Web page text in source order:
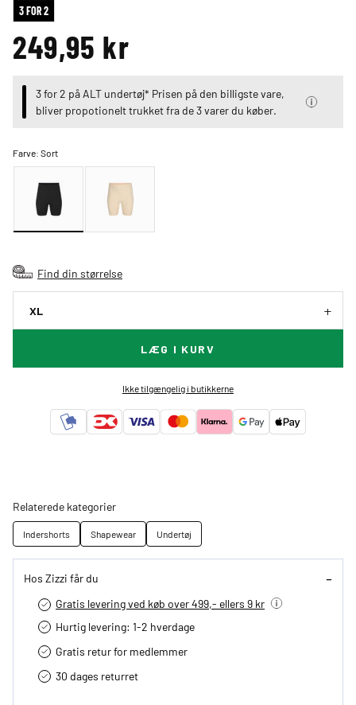
3 FOR 2
249,95 kr
3 for 2 på ALT undertøj* Prisen på den billigste vare,
bliver propotionelt trukket fra de 3 varer du køber.
Farve:Sort
Find din størrelse
XL
LÆG I KURV
Ikke tilgængelig i butikkerne
Relaterede kategorier
Indershorts Shapewear Undertøj
Hos Zizzi får du
Gratis levering ved køb over 499,- ellers 9 kr
Hurtig levering­: 1-2 hverdage
Gratis retur for medlemmer
30 dages returret